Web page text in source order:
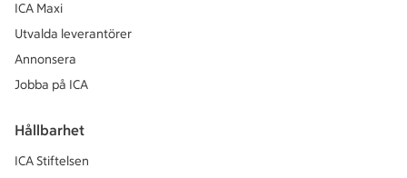
ICA Maxi
Utvalda leverantörer
Annonsera
Jobba på ICA
Hållbarhet
ICA Stiftelsen